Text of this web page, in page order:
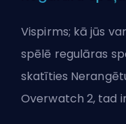
Vispirms; kā jūs
spēlē regulāras
skatīties
Overwatch 2, tad